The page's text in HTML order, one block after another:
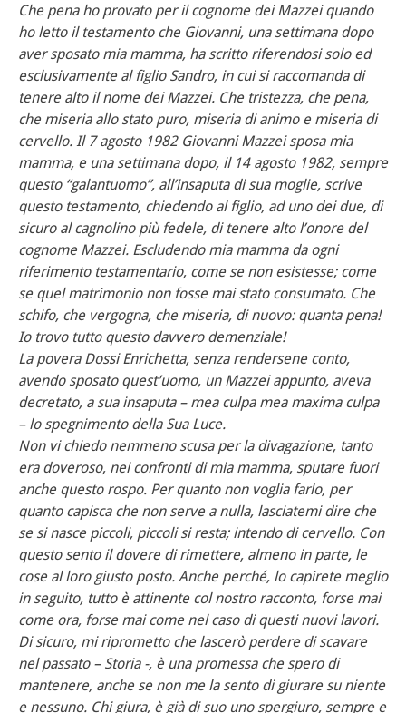
Che pena ho provato per il cognome dei Mazzei quando
ho letto il testamento che Giovanni, una settimana dopo
aver sposato mia mamma, ha scritto riferendosi solo ed
esclusivamente al figlio Sandro, in cui si raccomanda di
tenere alto il nome dei Mazzei. Che tristezza, che pena,
che miseria allo stato puro, miseria di animo e miseria di
cervello. Il 7 agosto 1982 Giovanni Mazzei sposa mia
mamma, e una settimana dopo, il 14 agosto 1982, sempre
questo “galantuomo”, all’insaputa di sua moglie, scrive
questo testamento, chiedendo al figlio, ad uno dei due, di
sicuro al cagnolino più fedele, di tenere alto l’onore del
cognome Mazzei. Escludendo mia mamma da ogni
riferimento testamentario, come se non esistesse; come
se quel matrimonio non fosse mai stato consumato. Che
schifo, che vergogna, che miseria, di nuovo: quanta pena!
Io trovo tutto questo davvero demenziale!
La povera Dossi Enrichetta, senza rendersene conto,
avendo sposato quest’uomo, un Mazzei appunto, aveva
decretato, a sua insaputa – mea culpa mea maxima culpa
– lo spegnimento della Sua Luce.
Non vi chiedo nemmeno scusa per la divagazione, tanto
era doveroso, nei confronti di mia mamma, sputare fuori
anche questo rospo. Per quanto non voglia farlo, per
quanto capisca che non serve a nulla, lasciatemi dire che
se si nasce piccoli, piccoli si resta; intendo di cervello. Con
questo sento il dovere di rimettere, almeno in parte, le
cose al loro giusto posto. Anche perché, lo capirete meglio
in seguito, tutto è attinente col nostro racconto, forse mai
come ora, forse mai come nel caso di questi nuovi lavori.
Di sicuro, mi riprometto che lascerò perdere di scavare
nel passato – Storia -, è una promessa che spero di
mantenere, anche se non me la sento di giurare su niente
e nessuno. Chi giura, è già di suo uno spergiuro, sempre e